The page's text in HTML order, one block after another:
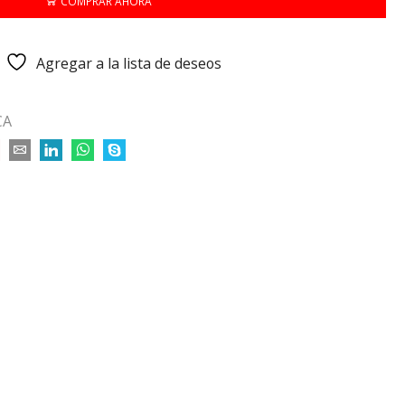
Agregar a la lista de deseos